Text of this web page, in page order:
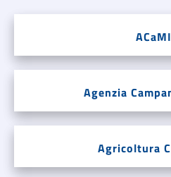
Agenzia
Agricoltura